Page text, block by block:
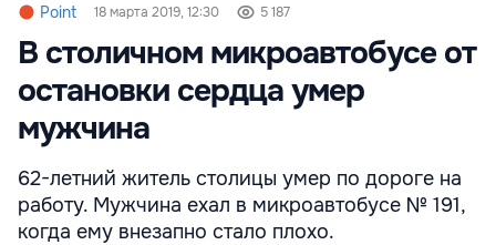
Point 18 марта 2019, 12:30 5 187
В столичном микроавтобусе от
остановки сердца умер
мужчина
62-летний житель столицы умер по дороге на
работу. Мужчина ехал в микроавтобусе № 191,
когда ему внезапно стало плохо.